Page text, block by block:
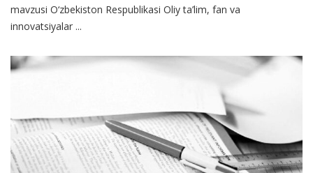
mavzusi O‘zbekiston Respublikasi Oliy ta’lim, fan va
innovatsiyalar ...